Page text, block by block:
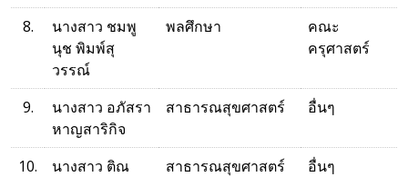
8.
นางสาว ชมพู
นุช พิมพ์สุ
วรรณ์
พลศึกษา
คณะ
ครุศาสตร์
9.
นางสาว อภัสรา
หาญสาริกิจ
สาธารณสุขศาสตร์ อื่นๆ
10.
นางสาว ติณ
สาธารณสุขศาสตร์ อื่นๆ